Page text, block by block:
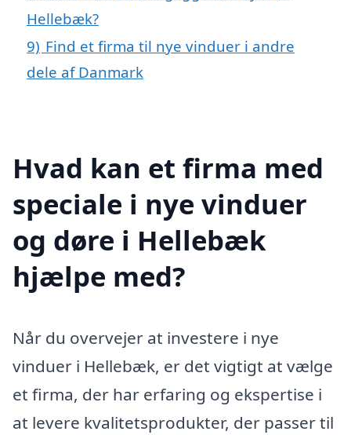
Hellebæk?
9) Find et firma til nye vinduer i andre
dele af Danmark
Hvad kan et firma med
speciale i nye vinduer
og døre i Hellebæk
hjælpe med?
Når du overvejer at investere i nye
vinduer i Hellebæk, er det vigtigt at vælge
et firma, der har erfaring og ekspertise i
at levere kvalitetsprodukter, der passer til